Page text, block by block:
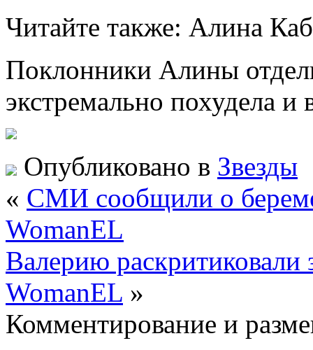
Читайте также: Алина
Поклонники Алины
экстремально похудела и
Опубликовано в Звезды
« СМИ сообщили о
WomanEL
Валерию раскритиковали
WomanEL »
Комментирование и